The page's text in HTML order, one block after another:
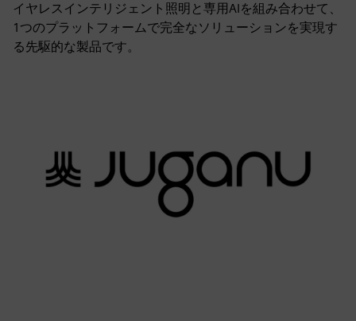
イヤレスインテリジェント照明と専用AIを組み合わせて、
1つのプラットフォームで完全なソリューションを実現す
る先駆的な製品です。